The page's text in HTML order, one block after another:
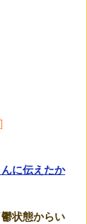
に伝えたか
鬱状態からい